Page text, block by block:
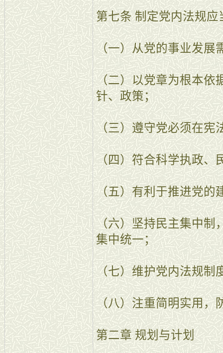
第七条 制定党内法规
（一）从党的事业发展
（二）以党章为根本依
针、政策；
（三）遵守党必须在宪
（四）符合科学执政、
（五）有利于推进党的
（六）坚持民主集中制
集中统一；
（七）维护党内法规制
（八）注重简明实用，
第二章 规划与计划